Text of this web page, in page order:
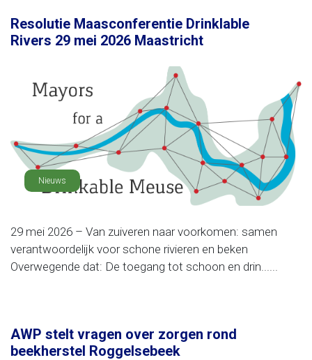
Resolutie Maasconferentie Drinklable
Rivers 29 mei 2026 Maastricht
Nieuws
29 mei 2026 – Van zuiveren naar voorkomen: samen
verantwoordelijk voor schone rivieren en beken
Overwegende dat: De toegang tot schoon en drin......
AWP stelt vragen over zorgen rond
beekherstel Roggelsebeek